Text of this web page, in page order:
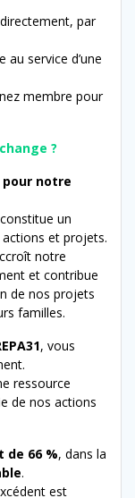
par
service d’une
membre pour
?
notre
un
et projets.
notre
et contribue
de nos projets
familles.
, vous
ressource
de nos actions
de 66 %, dans la
.
est